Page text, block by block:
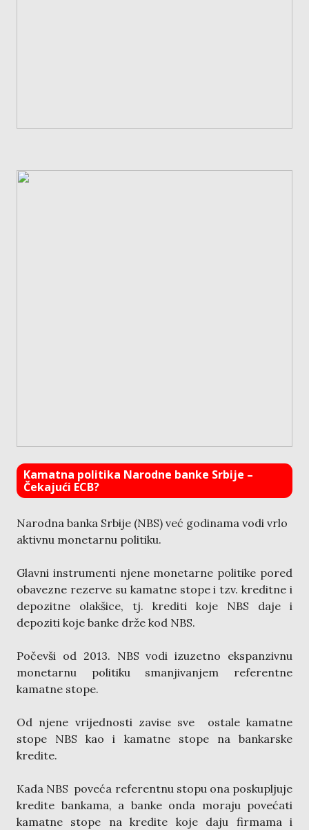
Kamatna politika Narodne banke Srbije –
Čekajući ECB?
Narodna banka Srbije (NBS) već godinama vodi vrlo
aktivnu monetarnu politiku.
Glavni instrumenti njene monetarne politike pored
obavezne rezerve su kamatne stope i tzv. kreditne i
depozitne olakšice, tj. krediti koje NBS daje i
depoziti koje banke drže kod NBS.
Počevši od 2013. NBS vodi izuzetno ekspanzivnu
monetarnu politiku smanjivanjem referentne
kamatne stope.
Od njene vrijednosti zavise sve ostale kamatne
stope NBS kao i kamatne stope na bankarske
kredite.
Kada NBS poveća referentnu stopu ona poskupljuje
kredite bankama, a banke onda moraju povećati
kamatne stope na kredite koje daju firmama i